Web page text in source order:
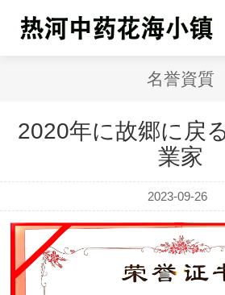
名誉資質
2020年に故郷に戻
業家
2023-09-26